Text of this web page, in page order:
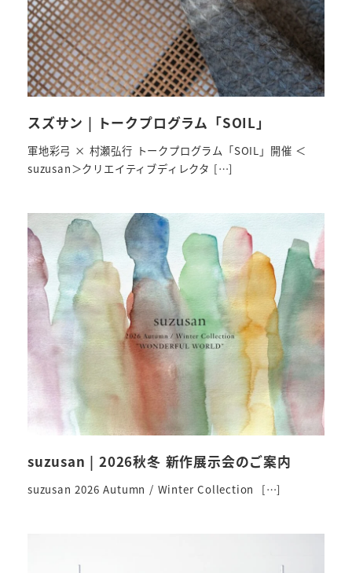
スズサン | トークプログラム「SOIL」
軍地彩弓 × 村瀬弘行 トークプログラム「SOIL」開催 ＜
suzusan＞クリエイティブディレクタ […]
suzusan | 2026秋冬 新作展示会のご案内
suzusan 2026 Autumn / Winter Collection […]